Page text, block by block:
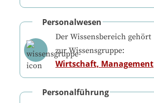
Personalwesen
Der Wissensbereich gehört
zur Wissensgruppe:
Wirtschaft, Management
Personalführung